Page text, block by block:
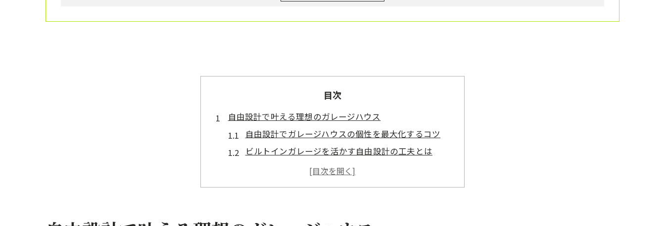
目次
自由設計で叶える理想のガレージハウス
自由設計でガレージハウスの個性を最大化するコツ
ビルトインガレージを活かす自由設計の工夫とは
趣味空間と家族時間を両立する自由設計の魅力
将来も快適に過ごせる自由設計ガレージの考え方
ガレージが広がる自由な住まいの魅力を探る